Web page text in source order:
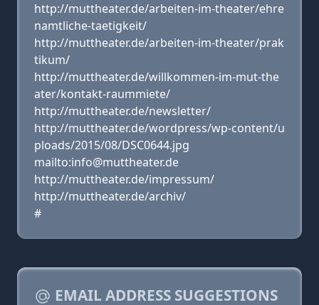
http://muttheater.de/arbeiten-im-theater/ehre
namtliche-taetigkeit/
http://muttheater.de/arbeiten-im-theater/prak
tikum/
http://muttheater.de/willkommen-im-mut-the
ater/kontakt-raummiete/
http://muttheater.de/newsletter/
http://muttheater.de/wordpress/wp-content/u
ploads/2015/08/DSC0644.jpg
mailto:info@muttheater.de
http://muttheater.de/impressum/
http://muttheater.de/archiv/
#
EMAIL ADDRESS SUGGESTIONS